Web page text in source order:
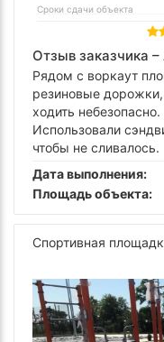
Сроки сдачи объекта
Отзыв заказчика –
Рядом с воркаут
резиновые
ходить
Использовали
чтобы не сливалось.
Дата выполнения:
Площадь объекта:
Спортивная